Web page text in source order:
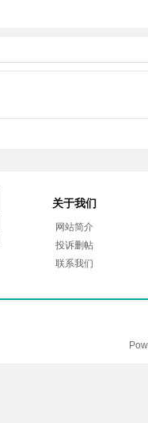
关于我们
网站简介
投诉删帖
联系我们